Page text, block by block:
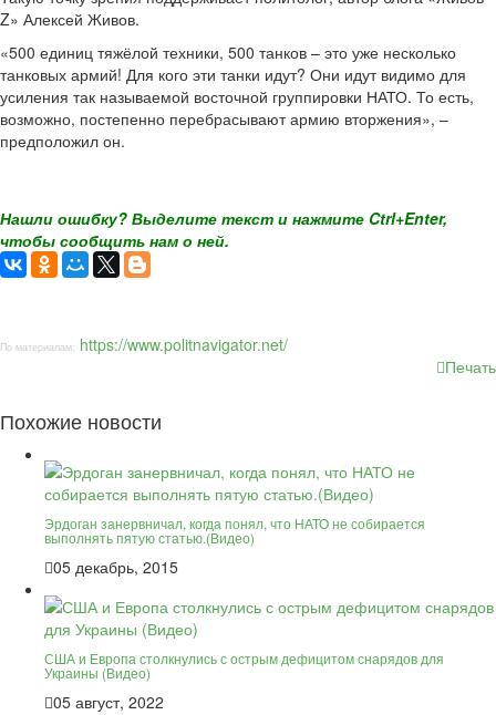
Z» Алексей Живов.
«500 единиц тяжёлой техники, 500 танков – это уже несколько
танковых армий! Для кого эти танки идут? Они идут видимо для
усиления так называемой восточной группировки НАТО. То есть,
возможно, постепенно перебрасывают армию вторжения», –
предположил он.
Нашли ошибку? Выделите текст и нажмите Ctrl+Enter,
чтобы сообщить нам о ней.
По материалам: https://www.politnavigator.net/
Печать
Похожие новости
Эрдоган занервничал, когда понял, что НАТО не собирается
выполнять пятую статью.(Видео)
05 декабрь, 2015
США и Европа столкнулись с острым дефицитом снарядов для
Украины (Видео)
05 август, 2022